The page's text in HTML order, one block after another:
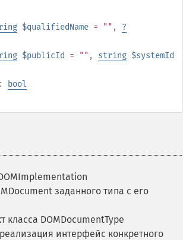
$qualifiedName = "" , ?
$publicId = "" , string $systemId
bool
заданного типа с его
класса DOMDocumentType
интерфейс конкретного